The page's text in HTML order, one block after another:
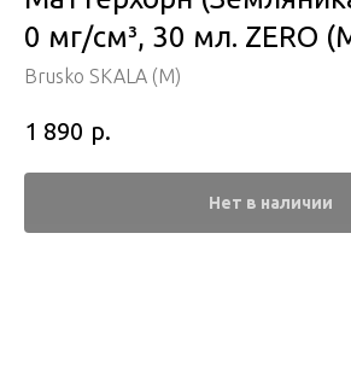
0 мг/см³, 30 мл. ZERO
Brusko SKALA (M)
1 890 р.
Нет в наличии